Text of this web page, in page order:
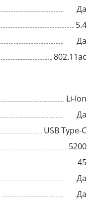
Да
5.4
Да
802.11ac
Li-Ion
Да
USB Type-C
5200
45
Да
Да